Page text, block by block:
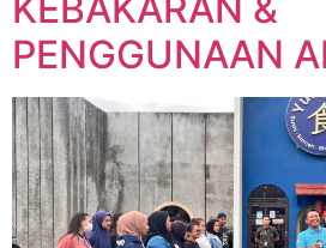
PENGGUNAAN